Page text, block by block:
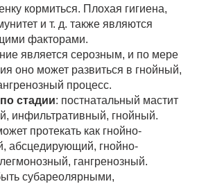
кормиться. Плохая гигиена,
и т. д. также являются
факторами.
является серозным, и по мере
оно может развиться в гнойный,
процесс.
стадии: постнатальный мастит
инфильтративный, гнойный.
протекать как гнойно-
абсцедирующий, гнойно-
гангренозный.
субареолярными,